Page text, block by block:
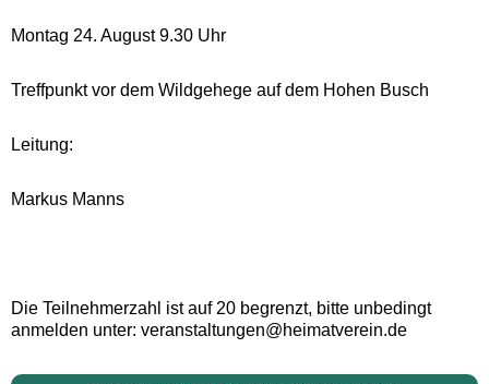
Montag 24. August 9.30 Uhr
Treffpunkt vor dem Wildgehege auf dem Hohen Busch
Leitung:
Markus Manns
Die Teilnehmerzahl ist auf 20 begrenzt, bitte unbedingt
anmelden unter: veranstaltungen@heimatverein.de